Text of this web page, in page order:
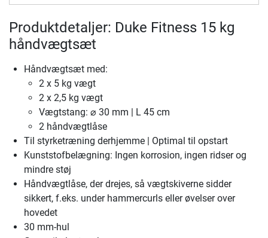
Produktdetaljer: Duke Fitness 15 kg
håndvægtsæt
Håndvægtsæt med:
2 x 5 kg vægt
2 x 2,5 kg vægt
Vægtstang: ⌀ 30 mm | L 45 cm
2 håndvægtlåse
Til styrketræning derhjemme | Optimal til opstart
Kunststofbelægning: Ingen korrosion, ingen ridser og
mindre støj
Håndvægtlåse, der drejes, så vægtskiverne sidder
sikkert, f.eks. under hammercurls eller øvelser over
hovedet
30 mm-hul